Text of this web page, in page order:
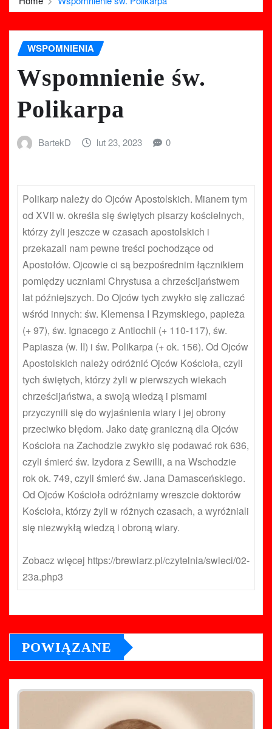
WSPOMNIENIA
Wspomnienie św.
Polikarpa
BartekD lut 23, 2023 0
Polikarp należy do Ojców Apostolskich. Mianem tym
od XVII w. określa się świętych pisarzy kościelnych,
którzy żyli jeszcze w czasach apostolskich i
przekazali nam pewne treści pochodzące od
Apostołów. Ojcowie ci są bezpośrednim łącznikiem
pomiędzy uczniami Chrystusa a chrześcijaństwem
lat późniejszych. Do Ojców tych zwykło się zaliczać
wśród innych: św. Klemensa I Rzymskiego, papieża
(+ 97), św. Ignacego z Antiochii (+ 110-117), św.
Papiasza (w. II) i św. Polikarpa (+ ok. 156). Od Ojców
Apostolskich należy odróżnić Ojców Kościoła, czyli
tych świętych, którzy żyli w pierwszych wiekach
chrześcijaństwa, a swoją wiedzą i pismami
przyczynili się do wyjaśnienia wiary i jej obrony
przeciwko błędom. Jako datę graniczną dla Ojców
Kościoła na Zachodzie zwykło się podawać rok 636,
czyli śmierć św. Izydora z Sewilli, a na Wschodzie
rok ok. 749, czyli śmierć św. Jana Damasceńskiego.
Od Ojców Kościoła odróżniamy wreszcie doktorów
Kościoła, którzy żyli w różnych czasach, a wyróżniali
się niezwykłą wiedzą i obroną wiary.
Zobacz więcej https://brewiarz.pl/czytelnia/swieci/02-
23a.php3
POWIĄZANE